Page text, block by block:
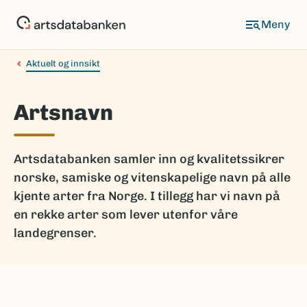
Aktuelt og innsikt
Artsnavn
Artsdatabanken samler inn og kvalitetssikrer
norske, samiske og vitenskapelige navn på alle
kjente arter fra Norge. I tillegg har vi navn på
en rekke arter som lever utenfor våre
landegrenser.